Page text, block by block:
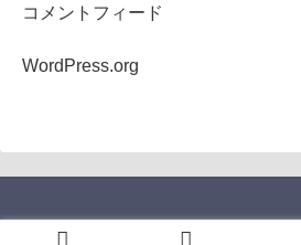
コメントフィード
WordPress.org